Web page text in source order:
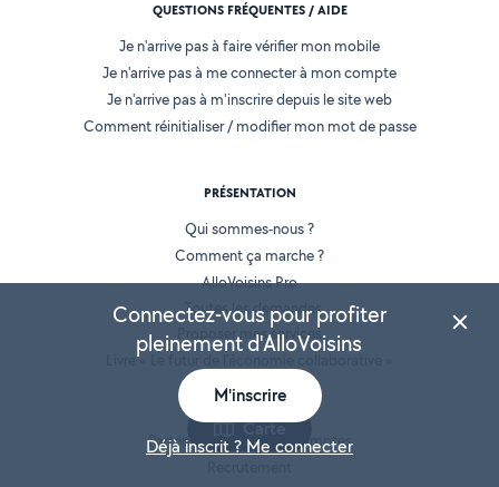
Carte
QUESTIONS FRÉQUENTES / AIDE
Je n'arrive pas à faire vérifier mon mobile
Je n'arrive pas à me connecter à mon compte
Je n'arrive pas à m'inscrire depuis le site web
Comment réinitialiser / modifier mon mot de passe
PRÉSENTATION
Qui sommes-nous ?
Comment ça marche ?
AlloVoisins Pro
Toutes les demandes
Proposer mes services
Livre « Le futur de l'économie collaborative »
AlloVoisins en France
Partenaires et Grands Comptes
Connectez-vous pour profiter
pleinement d'AlloVoisins
M'inscrire
Déjà inscrit ? Me connecter